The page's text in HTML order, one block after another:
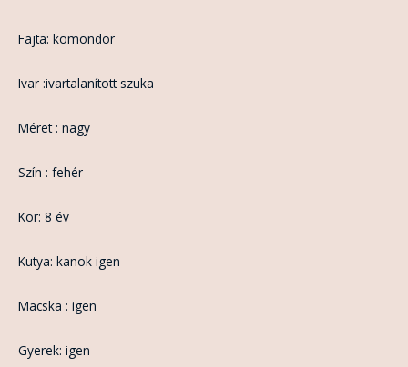
Fajta: komondor
Ivar :ivartalanított szuka
Méret : nagy
Szín : fehér
Kor: 8 év
Kutya: kanok igen
Macska : igen
Gyerek: igen